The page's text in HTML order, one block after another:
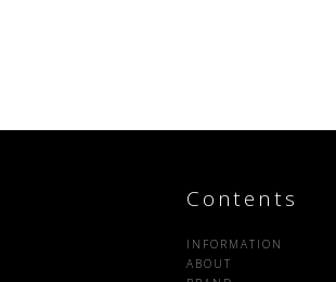
Contents
INFORMATION
ABOUT